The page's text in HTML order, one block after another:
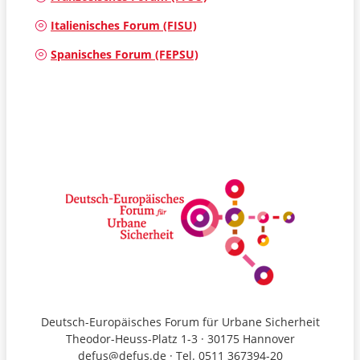
Italienisches Forum (FISU)
Spanisches Forum (FEPSU)
Deutsch-Europäisches Forum für Urbane Sicherheit
Theodor-Heuss-Platz 1-3 · 30175 Hannover
defus@defus.de · Tel. 0511 367394-20